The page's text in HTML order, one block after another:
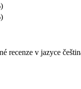
recenze v jazyce